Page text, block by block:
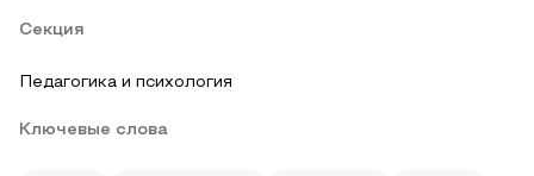
Секция
Педагогика и психология
Ключевые слова